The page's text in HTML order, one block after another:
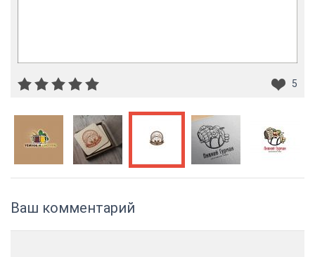
5
Ваш комментарий